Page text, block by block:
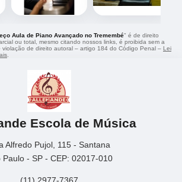
Aula de Piano Avançado no Tremembé" é de direito
ou total, mesmo citando nossos links, é proibida sem a
violação de direito autoral – artigo 184 do Código Penal – Lei
Escola de Música
Alfredo Pujol, 115 - Santana
Paulo - SP - CEP: 02017-010